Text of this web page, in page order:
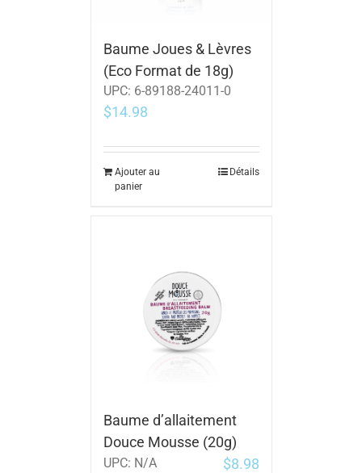
Baume Joues & Lèvres
(Eco Format de 18g)
UPC: 6-89188-24011-0
$14.98
Ajouter au
panier
Détails
Baume d’allaitement
Douce Mousse (20g)
UPC: N/A $8.98